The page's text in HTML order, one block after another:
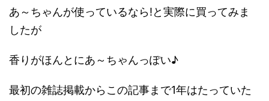
あ～ちゃんが使っているなら!と実際に買ってみま
したが
香りがほんとにあ～ちゃんっぽい♪
最初の雑誌掲載からこの記事まで1年はたっていた